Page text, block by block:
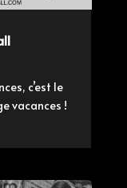
c’est le
vacances !